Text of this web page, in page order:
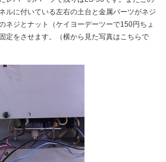
ルに付いている左右の土台と金属パーツがネジ
ネジとナット（ケイヨーデーツーで150円ちょ
定をさせます。（横から見た写真はこちらで